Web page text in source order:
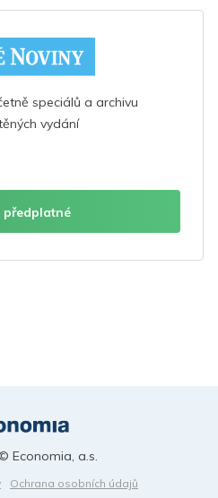
speciálů a archivu
vydání
předplatné
Ochrana osobních údajů
Economia, a.s.